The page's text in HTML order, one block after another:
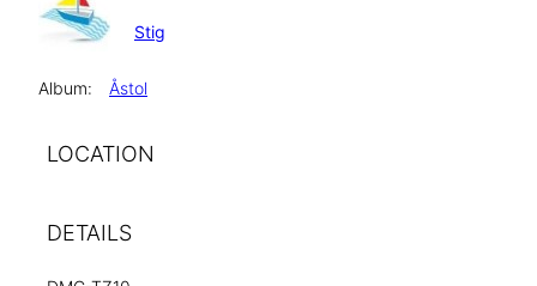
Stig
Album: Åstol
LOCATION
DETAILS